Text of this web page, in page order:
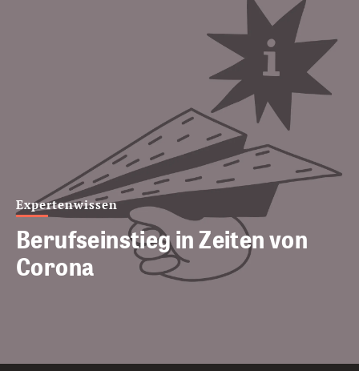
Expertenwissen
Berufseinstieg in Zeiten von
Corona